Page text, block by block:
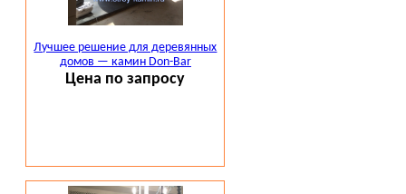
Лучшее решение для деревянных
домов — камин Don-Bar
Цена по запросу